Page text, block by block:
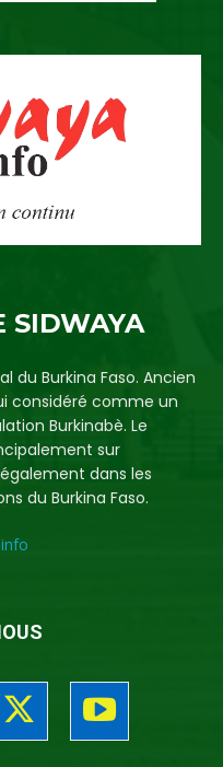
SIDWAYA
du Burkina Faso. Ancien
considéré comme un
Burkinabè. Le
sur
dans les
du Burkina Faso.